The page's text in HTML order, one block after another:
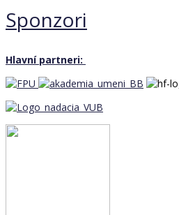
Sponzori
Hlavní partneri: